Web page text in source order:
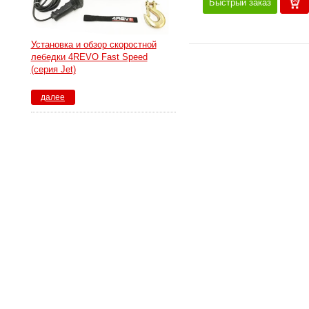
Установка и обзор скоростной
лебедки 4REVO Fast Speed
(серия Jet)
далее
Быстрый заказ